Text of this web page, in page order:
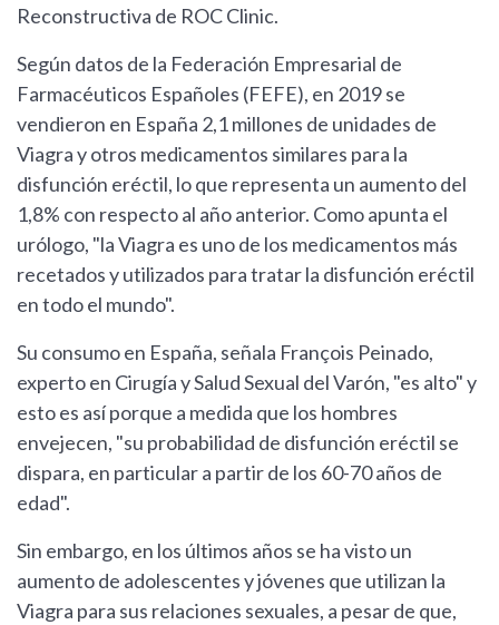
Reconstructiva de ROC Clinic.
Según datos de la Federación Empresarial de
Farmacéuticos Españoles (FEFE), en 2019 se
vendieron en España 2,1 millones de unidades de
Viagra y otros medicamentos similares para la
disfunción eréctil, lo que representa un aumento del
1,8% con respecto al año anterior. Como apunta el
urólogo, "la Viagra es uno de los medicamentos más
recetados y utilizados para tratar la disfunción eréctil
en todo el mundo".
Su consumo en España, señala François Peinado,
experto en Cirugía y Salud Sexual del Varón, "es alto" y
esto es así porque a medida que los hombres
envejecen, "su probabilidad de disfunción eréctil se
dispara, en particular a partir de los 60-70 años de
edad".
Sin embargo, en los últimos años se ha visto un
aumento de adolescentes y jóvenes que utilizan la
Viagra para sus relaciones sexuales, a pesar de que,